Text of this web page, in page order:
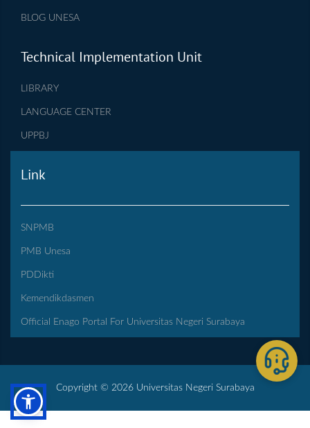
BLOG UNESA
Technical Implementation Unit
LIBRARY
LANGUAGE CENTER
UPPBJ
Link
SNPMB
PMB Unesa
PDDikti
Kemendikdasmen
Official Enago Portal For Universitas Negeri Surabaya
Copyright © 2026 Universitas Negeri Surabaya